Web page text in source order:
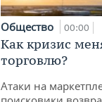
Общество 00:00
Как кризис
торговлю?
Атаки на